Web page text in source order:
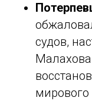
судов,
мирового